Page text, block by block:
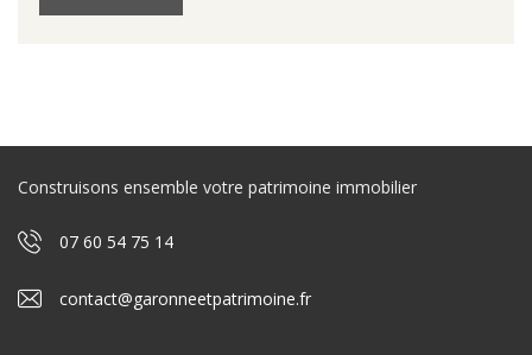
Construisons ensemble votre patrimoine immobilier
07 60 54 75 14
contact@garonneetpatrimoine.fr